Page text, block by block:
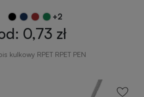
+2
0,73 zł
kulkowy RPET RPET PEN